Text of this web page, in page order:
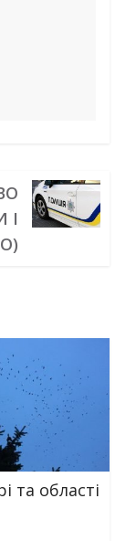
І
та області